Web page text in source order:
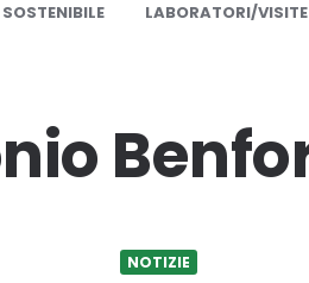
LABORATORI/VISITE
NOTIZIE